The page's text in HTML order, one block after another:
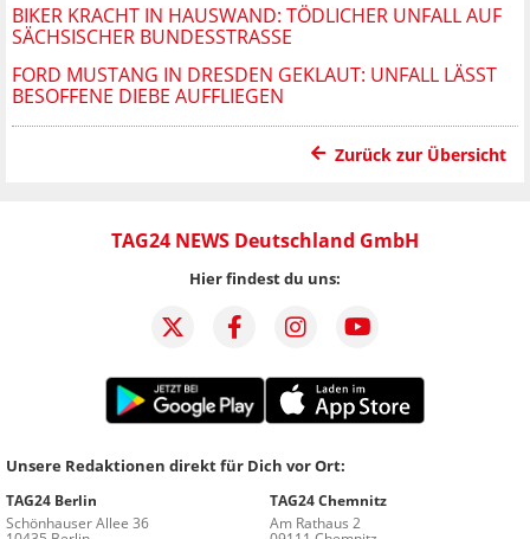
BIKER KRACHT IN HAUSWAND: TÖDLICHER UNFALL AUF
SÄCHSISCHER BUNDESSTRASSE
FORD MUSTANG IN DRESDEN GEKLAUT: UNFALL LÄSST
BESOFFENE DIEBE AUFFLIEGEN
Zurück zur Übersicht
TAG24 NEWS Deutschland GmbH
Hier findest du uns:
Unsere Redaktionen direkt für Dich vor Ort:
TAG24 Berlin
Schönhauser Allee 36
TAG24 Chemnitz
Am Rathaus 2